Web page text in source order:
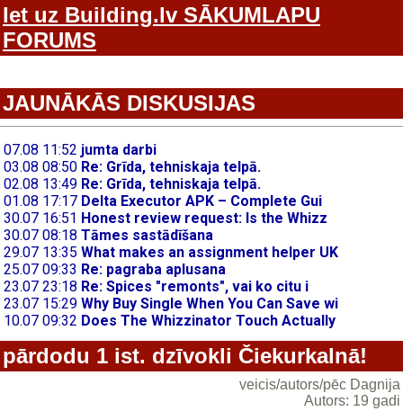
Iet uz Building.lv SĀKUMLAPU
FORUMS
JAUNĀKĀS DISKUSIJAS
pārdodu 1 ist. dzīvokli Čiekurkalnā!
veicis/autors/pēc Dagnija
Autors: 19 gadi